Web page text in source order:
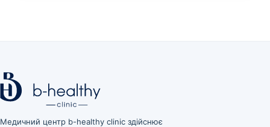
Медичний центр b-healthy clinic здійснює